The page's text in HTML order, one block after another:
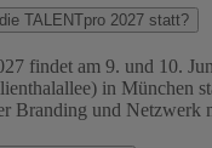
TALENTpro 2027 statt?
findet am 9. und 10.
in München
Branding und Netzwerk